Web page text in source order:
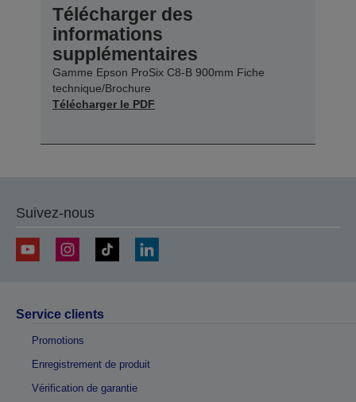
Télécharger des
informations
supplémentaires
Gamme Epson ProSix C8-B 900mm Fiche
technique/Brochure
Télécharger le PDF
Suivez-nous
Service clients
Promotions
Enregistrement de produit
Vérification de garantie